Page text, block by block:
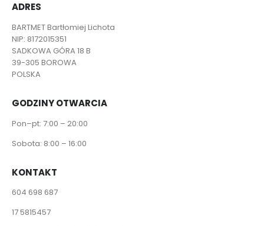
ADRES
BARTMET Bartłomiej Lichota
NIP: 8172015351
SADKOWA GÓRA 18 B
39-305 BOROWA
POLSKA
GODZINY OTWARCIA
Pon–pt: 7:00 – 20:00
Sobota: 8:00 – 16:00
KONTAKT
604 698 687
17 5815457